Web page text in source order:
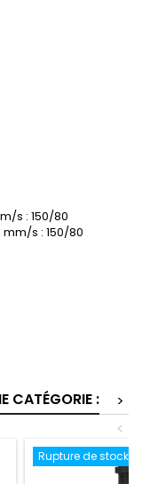
s : 150/80
s : 150/80
CATÉGORIE :
>
<
Rupture de stock